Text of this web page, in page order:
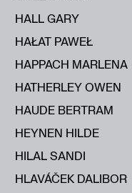
HALL GARY
HAŁAT PAWEŁ
HAPPACH MARLENA
HATHERLEY OWEN
HAUDE BERTRAM
HEYNEN HILDE
HILAL SANDI
HLAVÁČEK DALIBOR